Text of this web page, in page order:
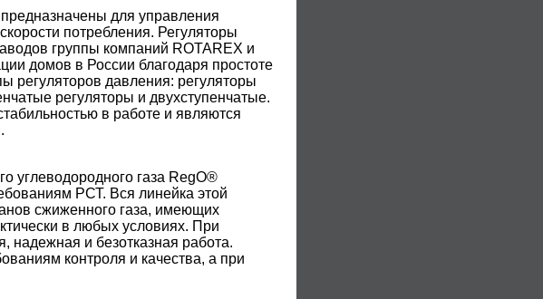
для управления
потребления. Регуляторы
группы компаний ROTAREX и
домов в России благодаря простоте
регуляторов давления: регуляторы
регуляторы и двухступенчатые.
в работе и являются
углеводородного газа RegO®
РСТ. Вся линейка этой
сжиженного газа, имеющих
в любых условиях. При
надежная и безотказная работа.
контроля и качества, а при